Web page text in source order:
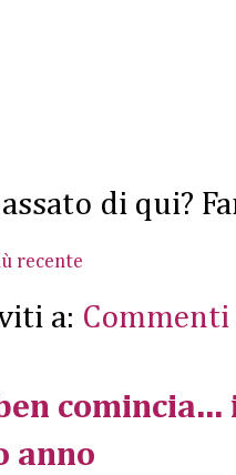
di qui?
recente
a:
anno